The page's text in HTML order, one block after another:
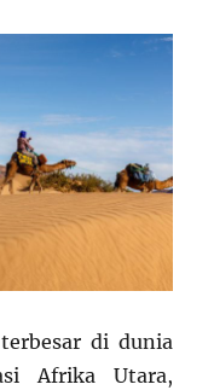
di dunia
Afrika Utara,